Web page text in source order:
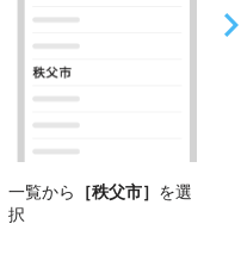
一覧から ［秩父市］ を選
択